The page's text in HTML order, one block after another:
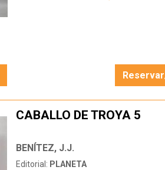
CABALLO DE TROYA 5
BENÍTEZ, J.J.
Editorial: PLANETA